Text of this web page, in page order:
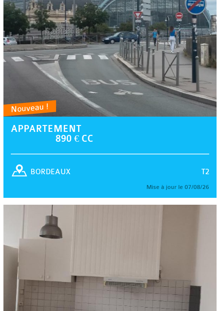
Nouveau !
APPARTEMENT
890 € CC
T2
BORDEAUX
Mise à jour le 07/08/26